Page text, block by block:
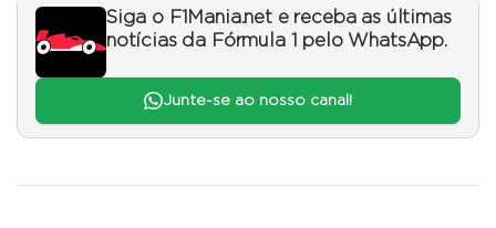
Siga o F1Mania.net e receba as últimas
notícias da Fórmula 1 pelo WhatsApp.
Junte-se ao nosso canal!